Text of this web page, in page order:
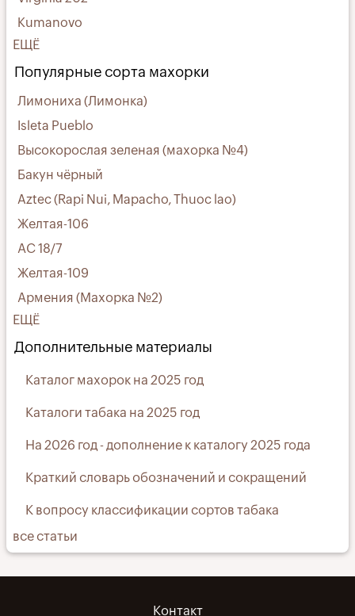
Kumanovo
ЕЩЁ
Популярные сорта махорки
Лимониха (Лимонка)
Isleta Pueblo
Высокорослая зеленая (махорка №4)
Бакун чёрный
Aztec (Rapi Nui, Mapacho, Thuoc lao)
Желтая-106
АС 18/7
Желтая-109
Армения (Махорка №2)
ЕЩЁ
Дополнительные материалы
Каталог махорок на 2025 год
Каталоги табака на 2025 год
На 2026 год - дополнение к каталогу 2025 года
Краткий словарь обозначений и сокращений
К вопросу классификации сортов табака
все статьи
Контакт